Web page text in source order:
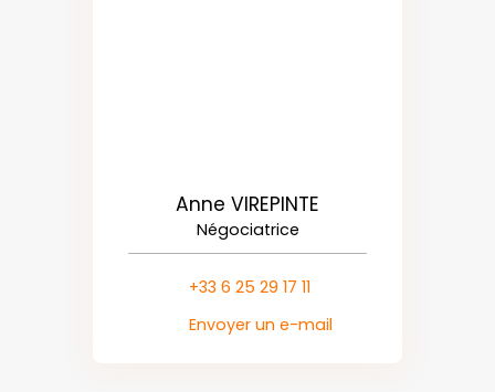
Anne VIREPINTE
Négociatrice
+33 6 25 29 17 11
Envoyer un e-mail